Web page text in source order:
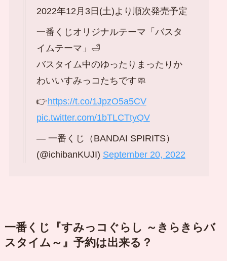
2022年12月3日(土)より順次発売予定
一番くじオリジナルテーマ「バスタ
イムテーマ」🛁
バスタイム中のゆったりまったりか
わいいすみっコたちです🧼
👉https://t.co/1JpzO5a5CV
pic.twitter.com/1bTLCTtyQV
— 一番くじ（BANDAI SPIRITS）
(@ichibanKUJI) September 20, 2022
一番くじ『すみっコぐらし ～きらきらバ
スタイム～』予約は出来る？